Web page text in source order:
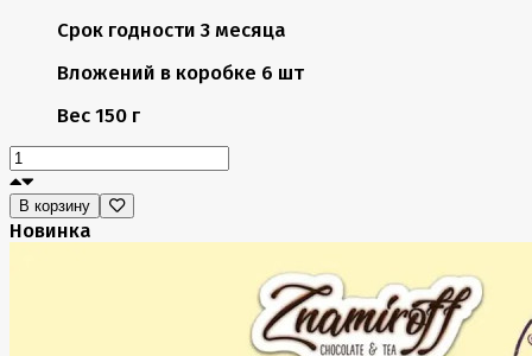
Срок годности 3 месяца
Вложений в коробке 6 шт
Вес 150 г
В корзину
Новинка